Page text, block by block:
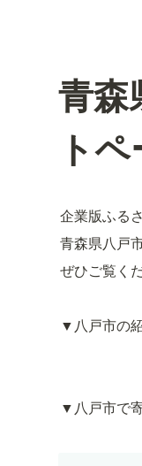
青森
ト
企業版ふる
青森県八戸
ぜひご覧く
▼八戸市の
▼八戸市で